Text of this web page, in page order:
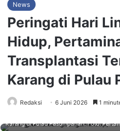
News
Peringati Hari
Hidup,
Transplantasi
Karang di Pulau
Redaksi 6 Juni 2026 1
Karang di Pulau Pasumpahan. Foto: